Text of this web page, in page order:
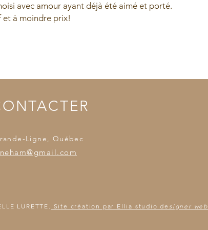
avec amour ayant déjà été aimé et porté.
et à moindre prix!
Ligne, Québec
LURETTE. Site création par Ellia studio de signer web